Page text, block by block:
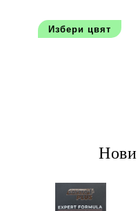
Избери цвят
Нови